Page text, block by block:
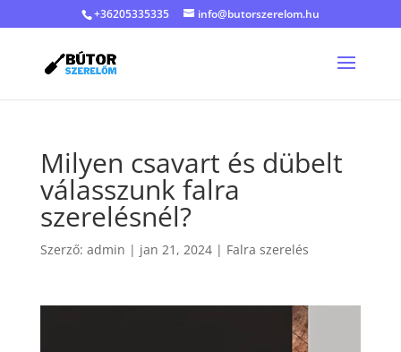
+36205335335 info@butorszerelom.hu
Milyen csavart és dübelt
válasszunk falra
szerelésnél?
Szerző: admin | jan 21, 2024| Falra szerelés